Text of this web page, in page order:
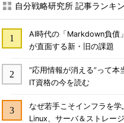
自分戦略研究所 記事ランキ
AI時代の「Markdown負債
が直面する新・旧の課題
“応用情報が消える”って
IT資格の今を読む
なぜ若手こそインフラを
Linux、サーバ＆ストレー